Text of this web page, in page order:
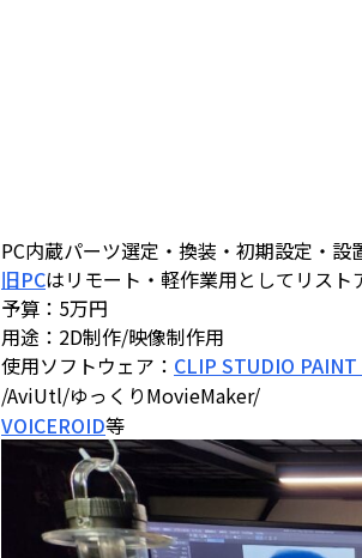
PC内蔵パーツ選定・換装・初期設定・
旧PCはリモート・軽作業用としてリスト
予算：5万円
用途：2D制作/映像制作用
使用ソフトウェア： CLIP STUDIO PAINT
/AviUtl/ゆっくりMovieMaker/
VOICEROID等